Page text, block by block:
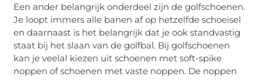
Een ander belangrijk onderdeel zijn de golfschoenen.
Je loopt immers alle banen af op hetzelfde schoeisel
en daarnaast is het belangrijk dat je ook standvastig
staat bij het slaan van de golfbal. Bij golfschoenen
kan je veelal kiezen uit schoenen met soft-spike
noppen of schoenen met vaste noppen. De noppen